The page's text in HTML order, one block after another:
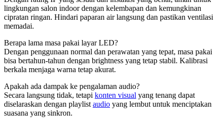
lingkungan salon indoor dengan kelembapan dan kemungkinan
cipratan ringan. Hindari paparan air langsung dan pastikan ventilasi
memadai.
Berapa lama masa pakai layar LED?
Dengan penggunaan normal dan perawatan yang tepat, masa pakai
bisa bertahun-tahun dengan brightness yang tetap stabil. Kalibrasi
berkala menjaga warna tetap akurat.
Apakah ada dampak ke pengalaman audio?
Secara langsung tidak, tetapi konten visual yang tenang dapat
diselaraskan dengan playlist audio yang lembut untuk menciptakan
suasana yang sinkron.